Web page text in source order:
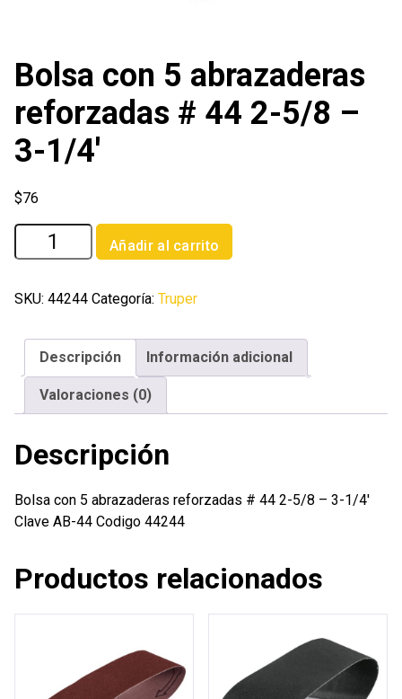
Bolsa con 5 abrazaderas
reforzadas # 44 2-5/8 –
3-1/4′
$76
Bolsa
con
abrazaderas
2-
3-
1/4'
cantidad
Añadir al carrito
SKU: 44244 Categoría: Truper
Descripción Información adicional
Valoraciones (0)
Descripción
Bolsa con 5 abrazaderas reforzadas # 44 2-5/8 – 3-1/4′
Clave AB-44 Codigo 44244
Productos relacionados